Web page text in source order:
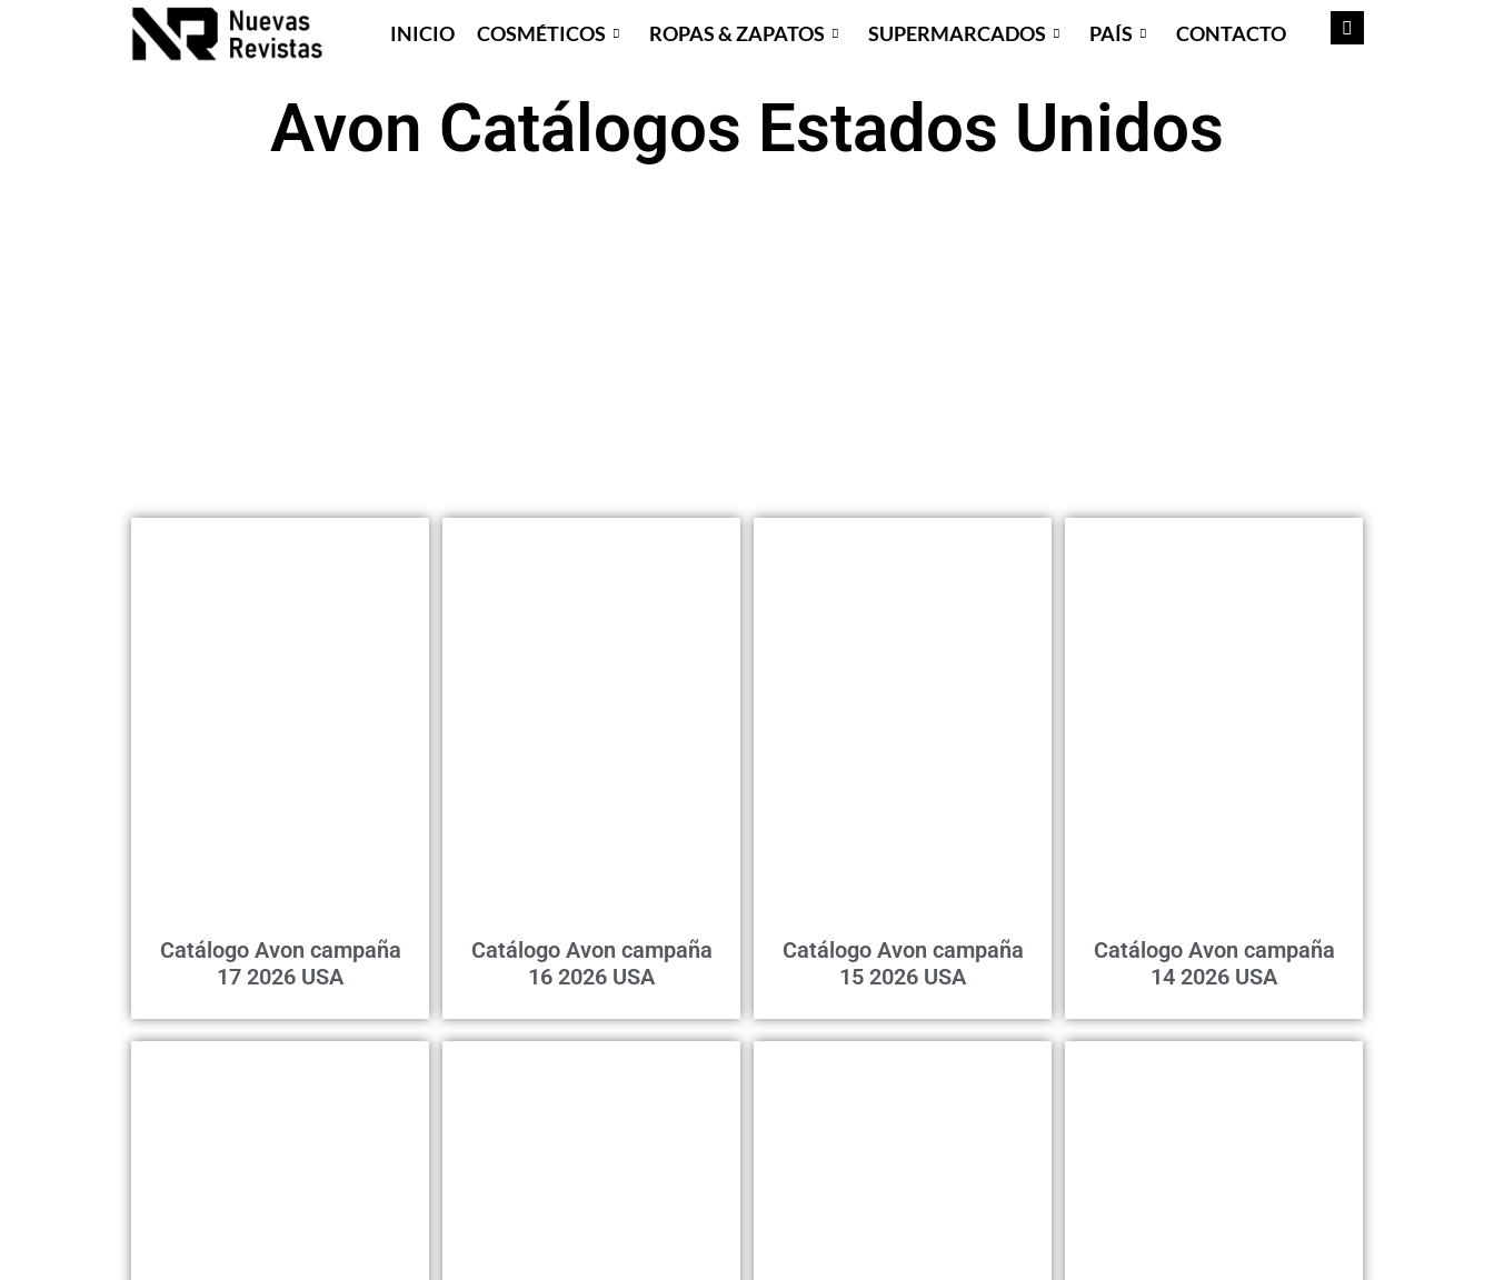
INICIO COSMÉTICOS ROPAS & ZAPATOS SUPERMARCADOS PAÍS CONTACTO
Avon Catálogos Estados Unidos
Catálogo Avon campaña
17 2026 USA
Catálogo Avon campaña
16 2026 USA
Catálogo Avon campaña
15 2026 USA
Catálogo Avon campaña
14 2026 USA